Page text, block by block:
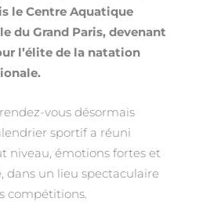
le Centre Aquatique
du Grand Paris, devenant
l’élite de la natation
vous désormais
sportif a réuni
niveau, émotions fortes et
dans un lieu spectaculaire
compétitions.